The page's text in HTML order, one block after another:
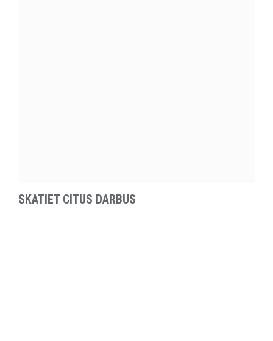
SKATIET CITUS DARBUS